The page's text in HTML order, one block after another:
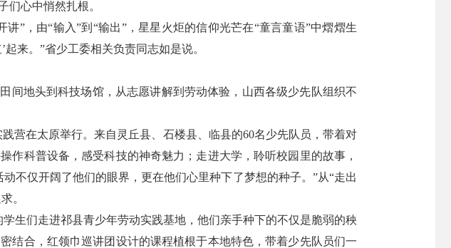
们心中悄然扎根。
”，由“输入”到“输出”，星星火炬的信仰光芒在“童言童语”中熠熠生
来。”省少工委相关负责同志如是说。
间地头到科技场馆，从志愿讲解到劳动体验，山西各级少先队组织不
营在太原举行。来自灵丘县、石楼县、临县的60名少先队员，带着对
科普设备，感受科技的神奇魅力；走进大学，聆听校园里的故事，
不仅开阔了他们的眼界，更在他们心里种下了梦想的种子。”从“走出
。
生们走进祁县青少年劳动实践基地，他们亲手种下的不仅是脆弱的秧
结合，红领巾巡讲团设计的课程植根于本地特色，带着少先队员们一